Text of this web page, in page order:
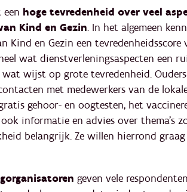
hoge tevredenheid over veel
Kind en Gezin. In het algemeen
Kind en Gezin een tevredenheidsscore
wat dienstverleningsaspecten een
wijst op grote tevredenheid.
met medewerkers van de
gehoor- en oogtesten, het
informatie en advies over thema’s
belangrijk. Ze willen hierrond
geven vele